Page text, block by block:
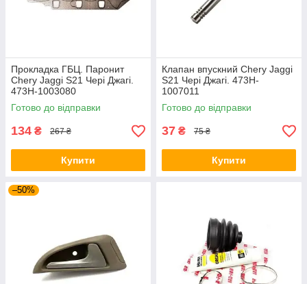
Прокладка ГБЦ. Паронит
Chery Jaggi S21 Чері Джагі.
473H-1003080
Готово до відправки
134 ₴ 267 ₴
Купити
Клапан впускний Chery Jaggi
S21 Чері Джагі. 473H-
1007011
Готово до відправки
37 ₴ 75 ₴
Купити
–50%